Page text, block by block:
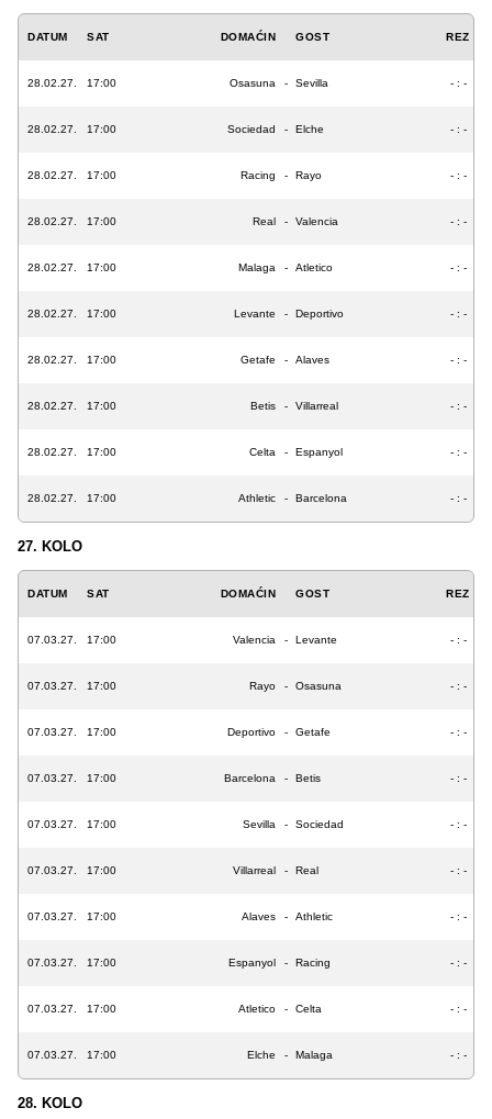
DATUM SAT DOMAĆIN GOST REZ
28.02.27. 17:00 Osasuna - Sevilla - : -
28.02.27. 17:00 Sociedad - Elche - : -
28.02.27. 17:00 Racing - Rayo - : -
28.02.27. 17:00 Real - Valencia - : -
28.02.27. 17:00 Malaga - Atletico - : -
28.02.27. 17:00 Levante - Deportivo - : -
28.02.27. 17:00 Getafe - Alaves - : -
28.02.27. 17:00 Betis - Villarreal - : -
28.02.27. 17:00 Celta - Espanyol - : -
28.02.27. 17:00 Athletic - Barcelona - : -
27. KOLO
DATUM SAT DOMAĆIN GOST REZ
07.03.27. 17:00 Valencia - Levante - : -
07.03.27. 17:00 Rayo - Osasuna - : -
07.03.27. 17:00 Deportivo - Getafe - : -
07.03.27. 17:00 Barcelona - Betis - : -
07.03.27. 17:00 Sevilla - Sociedad - : -
07.03.27. 17:00 Villarreal - Real - : -
07.03.27. 17:00 Alaves - Athletic - : -
07.03.27. 17:00 Espanyol - Racing - : -
07.03.27. 17:00 Atletico - Celta - : -
07.03.27. 17:00 Elche - Malaga - : -
28. KOLO